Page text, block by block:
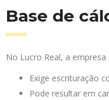
Base de
No Lucro Real, a
Exige escrituração
Pode resultar em